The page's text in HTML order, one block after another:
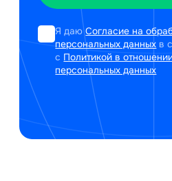
Я даюСогласие на
персональных данных в
с Политикой в
персональных данных